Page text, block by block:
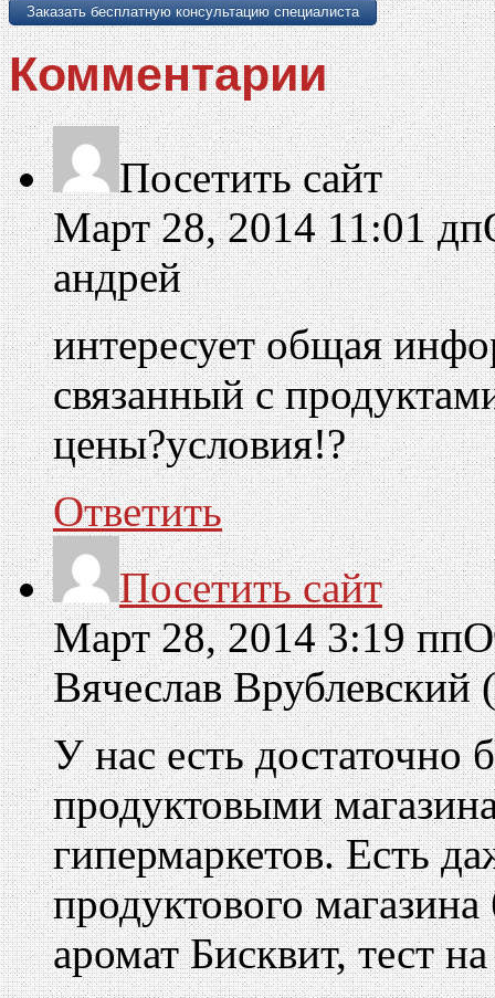
Комментарии
Посетить сайт
Март 28, 2014 11:01 дп
андрей
интересует общая
связанный с
цены?условия!?
Ответить
Посетить сайт
Март 28, 2014 3:19 пп
Вячеслав Врублевский
У нас есть
продуктовыми
гипермаркетов. Есть
продуктового
аромат Бисквит, тест